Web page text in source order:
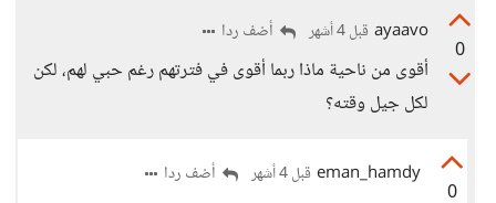
0
ayaavo قبل 4 أشهر أضف ردا
أقوى من ناحية ماذا ربما أقوى في فترتهم رغم حبي لهم، لكن
لكل جيل وقته؟
0
eman_hamdy قبل 4 أشهر أضف ردا